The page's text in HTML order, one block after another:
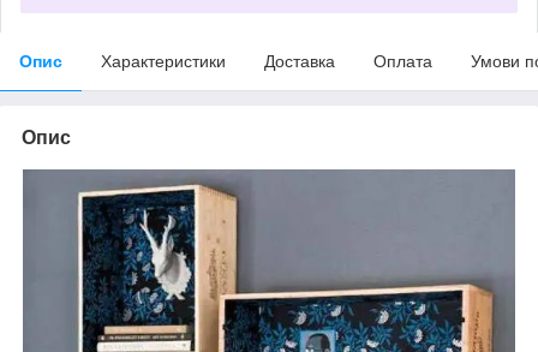
Опис Характеристики Доставка Оплата Умови
Опис